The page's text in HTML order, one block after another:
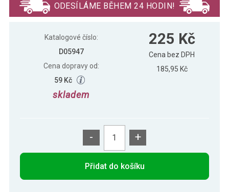
ODESÍLÁME BĚHEM 24 HODIN!
Katalogové číslo:
D05947
Cena dopravy od:
59 Kč
skladem
225 Kč
Cena bez DPH
185,95 Kč
- +
Přidat do košíku